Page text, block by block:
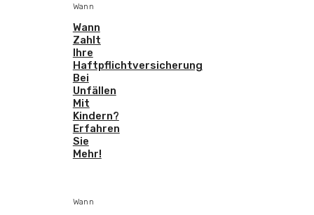
Wann
Wann
Zahlt
Ihre
Haftpflichtversicherung
Bei
Unfällen
Mit
Kindern?
Erfahren
Sie
Mehr!
Wann